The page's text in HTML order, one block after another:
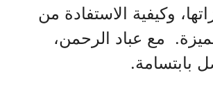
وكيفية الاستفادة من
مع عباد الرحمن،
بابتسامة.